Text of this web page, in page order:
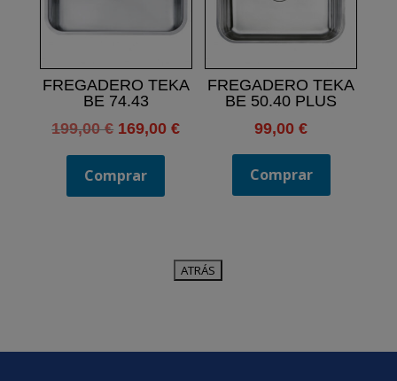
FREGADERO TEKA
BE 74.43
199,00€ El
original
era:
169,00€El
Comprar
FREGADERO TEKA
BE 50.40 PLUS
99,00€
Comprar